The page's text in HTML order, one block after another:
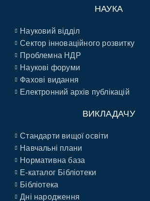
НАУКА
Науковий відділ
Сектор інноваційного розвитку
Проблемна НДР
Наукові форуми
Фахові видання
Електронний архів публікацій
ВИКЛАДАЧУ
Стандарти вищої освіти
Навчальні плани
Нормативна база
E-каталог Бібліотеки
Бібліотека
Дні народження